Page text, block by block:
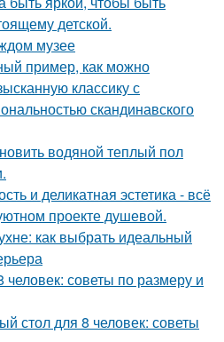
детской.
музее
пример, как можно
классику с
скандинавского
водяной теплый пол
и деликатная эстетика - всё
проекте душевой.
как выбрать идеальный
человек: советы по размеру и
стол для 8 человек: советы